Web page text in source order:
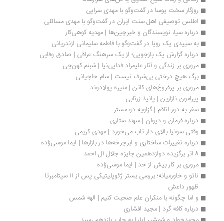
روزگار سخت یوسا در گفت‌وگو با مهدی سرایی
اطلس توصیفی اهل سنت ایران در گفت‌وگو با مهدی مسائلی
درباره سیا، نویسندگان و خبرچین‌ها | مهدیه کوهی‌کار
به سپیدی یک رویا در گفت‌وگو با فاطمه سلیمانی ازندریانی
درباره گزارش یک بازجویی؛ از یک سرهنگ عراقی | صادق وفایی
مروری بر زندگی و آثار علیمراد فدایی‌نیا | شبنم کهن‌چی
برگ هیچ درختی بی‌شرف نیست | سام حاجیانی
مروری بر پرفروغ‌های کاتن | منیره پولادوند
پیرامون نازارین | پانیذ زرتابی
سفر به دور اتاقم | گزاویه دو مستر
درباره فرمان و دیوان | سهند ستاری
وقتی سونیا بالای‌ دار تاب می‌خورد | مهدی کریمی
درباره تغییرات ساختاری و ابرچرخه‌ها در بازارها | ایما موسی‌زاده
مروری بر کار بیش از حد | ایما موسی‌زاده
ناتو و خاورمیانه؛ بررسی بستر ژئوپلیتیکی پس از ۱۱ سپتامبرتا
ظهور داعش
و اما چگونه با منکران علم صحبت کنیم | الهه شمس
درباره کافه گرد | مجید افشاری